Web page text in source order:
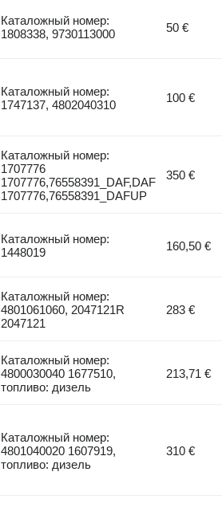
Каталожный номер:
1808338, 9730113000
50 €
Каталожный номер:
1747137, 4802040310
100 €
Каталожный номер:
1707776
1707776,76558391_DAF,DAF
1707776,76558391_DAFUP
350 €
Каталожный номер:
1448019
160,50 €
Каталожный номер:
4801061060, 2047121R
2047121
283 €
Каталожный номер:
4800030040 1677510,
топливо: дизель
213,71 €
Каталожный номер:
4801040020 1607919,
топливо: дизель
310 €